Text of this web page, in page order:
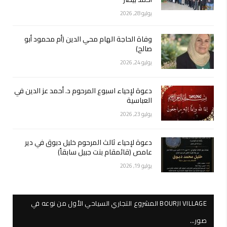
يوليو 28, 2026
وفاة الحاجة الهام محي الدين (أم محمود أبو
صالح)
يوليو 24, 2026
دعوة لإحياء اسبوع المرحوم د. أحمد عز الدين في
العباسية
يوليو 23, 2026
دعوة لإحياء ثالث المرحوم خليل دبوق في دير
عامص (قائمقام بنت جبيل سابقاً)
يوليو 19, 2026
BOURJI VILLAGE المشروع التجاري السياحي الأول من نوعه في
صور…